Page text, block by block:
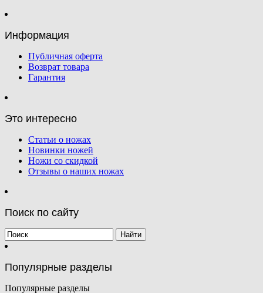
Информация
Публичная оферта
Возврат товара
Гарантия
Это интересно
Статьи о ножах
Новинки ножей
Ножи со скидкой
Отзывы о наших ножах
Поиск по сайту
Популярные разделы
Популярные разделы